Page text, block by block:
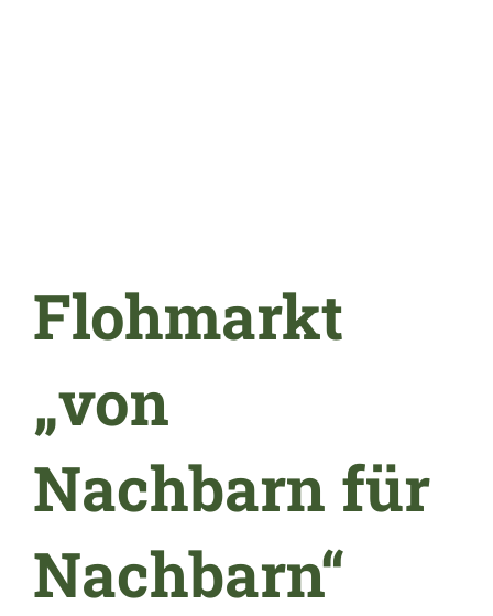
Flohmarkt
„von
Nachbarn für
Nachbarn“